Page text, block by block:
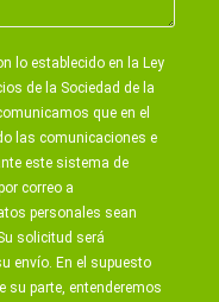
lo establecido en la Ley
de la Sociedad de la
que en el
las comunicaciones e
este sistema de
correo a
personales sean
solicitud será
envío. En el supuesto
su parte, entenderemos